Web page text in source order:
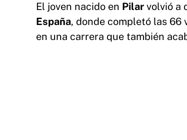
El joven nacido en Pilar volvió a
España, donde completó las 66
en una carrera que también